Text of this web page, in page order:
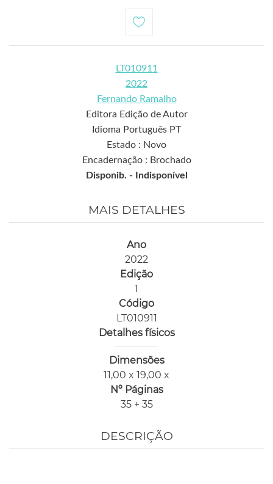
LT010911
2022
Fernando Ramalho
Editora Edição de Autor
Idioma Português PT
Estado : Novo
Encadernação : Brochado
Disponib. -
Indisponível
MAIS DETALHES
Ano
2022
Edição
1
Código
LT010911
Detalhes físicos
Dimensões
11,00 x 19,00 x
Nº Páginas
35 + 35
DESCRIÇÃO